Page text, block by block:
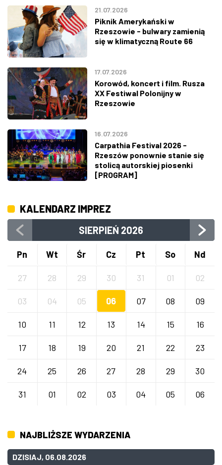
21.07.2026
Piknik Amerykański w
Rzeszowie - bulwary zamienią
się w klimatyczną Route 66
17.07.2026
Korowód, koncert i film. Rusza
XX Festiwal Polonijny w
Rzeszowie
16.07.2026
Carpathia Festival 2026 -
Rzeszów ponownie stanie się
stolicą autorskiej piosenki
[PROGRAM]
KALENDARZ IMPREZ
SIERPIEŃ 2026
Pn Wt Śr Cz Pt So Nd
27 28 29 30 31 01 02
03 04 05 06 07 08 09
10 11 12 13 14 15 16
17 18 19 20 21 22 23
24 25 26 27 28 29 30
31 01 02 03 04 05 06
NAJBLIŻSZE WYDARZENIA
DZISIAJ, 06.08.2026